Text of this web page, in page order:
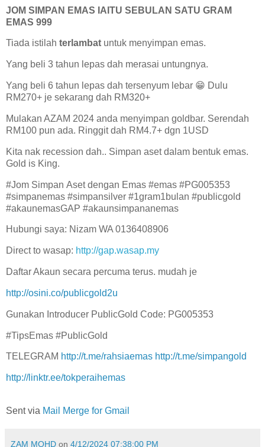
JOM SIMPAN EMAS IAITU SEBULAN SATU GRAM
EMAS 999
Tiada istilah terlambat untuk menyimpan emas.
Yang beli 3 tahun lepas dah merasai untungnya.
Yang beli 6 tahun lepas dah tersenyum lebar 😁 Dulu
RM270+ je sekarang dah RM320+
Mulakan AZAM 2024 anda menyimpan goldbar. Serendah
RM100 pun ada. Ringgit dah RM4.7+ dgn 1USD
Kita nak recession dah.. Simpan aset dalam bentuk emas.
Gold is King.
#Jom Simpan Aset dengan Emas #emas #PG005353
#simpanemas #simpansilver #1gram1bulan #publicgold
#akaunemasGAP #akaunsimpananemas
Hubungi saya: Nizam WA 0136408906
Direct to wasap: http://gap.wasap.my
Daftar Akaun secara percuma terus. mudah je
http://osini.co/publicgold2u
Gunakan Introducer PublicGold Code: PG005353
#TipsEmas #PublicGold
TELEGRAM http://t.me/rahsiaemas http://t.me/simpangold
http://linktr.ee/tokperaihemas
Sent via Mail Merge for Gmail
ZAM MOHD on 4/12/2024 07:38:00 PM